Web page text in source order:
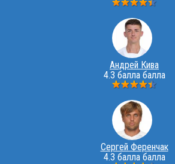
Андрей Кива
4.3 балла балла
Сергей Ференчак
4.3 балла балла